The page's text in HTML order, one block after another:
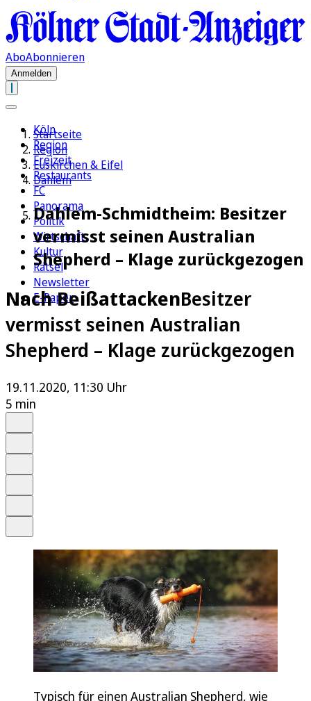
AboAbonnieren
Anmelden
Köln
Region
Freizeit
Restaurants
FC
Panorama
Politik
Wirtschaft
Kultur
Rätsel
Newsletter
E-Paper
Startseite
Region
Euskirchen & Eifel
Dahlem
Dahlem-Schmidtheim: Besitzer
vermisst seinen Australian
Shepherd – Klage zurückgezogen
Nach BeißattackenBesitzer
vermisst seinen Australian
Shepherd – Klage zurückgezogen
19.11.2020, 11:30 Uhr
5 min
Typisch für einen Australian Shepherd, wie